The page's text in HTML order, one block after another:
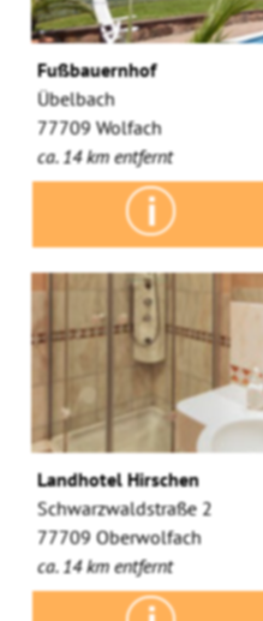
Fußbauernhof
Übelbach
77709 Wolfach
ca. 14 km entfernt
Landhotel Hirschen
Schwarzwaldstraße 2
77709 Oberwolfach
ca. 14 km entfernt